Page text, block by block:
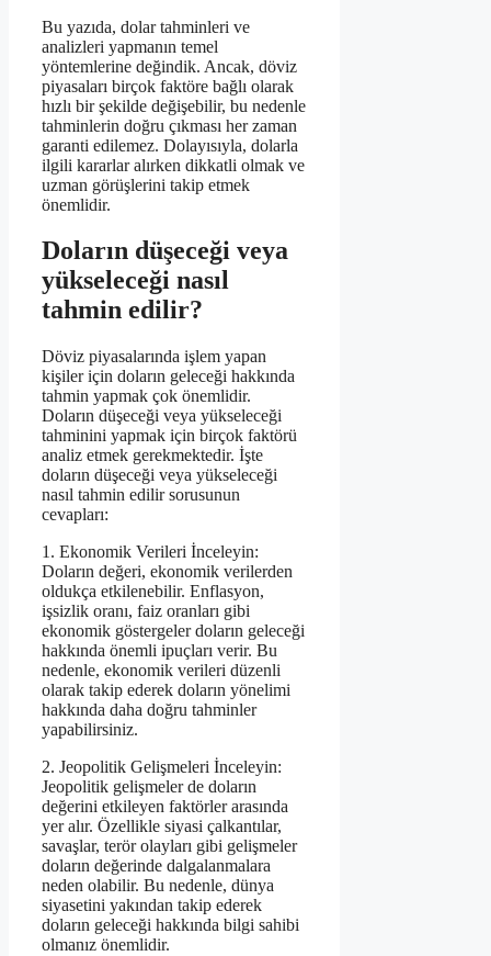
Bu yazıda, dolar tahminleri ve
analizleri yapmanın temel
yöntemlerine değindik. Ancak, döviz
piyasaları birçok faktöre bağlı olarak
hızlı bir şekilde değişebilir, bu nedenle
tahminlerin doğru çıkması her zaman
garanti edilemez. Dolayısıyla, dolarla
ilgili kararlar alırken dikkatli olmak ve
uzman görüşlerini takip etmek
önemlidir.
Doların düşeceği veya
yükseleceği nasıl
tahmin edilir?
Döviz piyasalarında işlem yapan
kişiler için doların geleceği hakkında
tahmin yapmak çok önemlidir.
Doların düşeceği veya yükseleceği
tahminini yapmak için birçok faktörü
analiz etmek gerekmektedir. İşte
doların düşeceği veya yükseleceği
nasıl tahmin edilir sorusunun
cevapları:
1. Ekonomik Verileri İnceleyin:
Doların değeri, ekonomik verilerden
oldukça etkilenebilir. Enflasyon,
işsizlik oranı, faiz oranları gibi
ekonomik göstergeler doların geleceği
hakkında önemli ipuçları verir. Bu
nedenle, ekonomik verileri düzenli
olarak takip ederek doların yönelimi
hakkında daha doğru tahminler
yapabilirsiniz.
2. Jeopolitik Gelişmeleri İnceleyin:
Jeopolitik gelişmeler de doların
değerini etkileyen faktörler arasında
yer alır. Özellikle siyasi çalkantılar,
savaşlar, terör olayları gibi gelişmeler
doların değerinde dalgalanmalara
neden olabilir. Bu nedenle, dünya
siyasetini yakından takip ederek
doların geleceği hakkında bilgi sahibi
olmanız önemlidir.